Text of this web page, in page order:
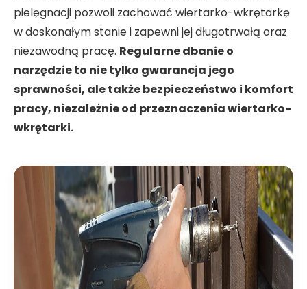
pielęgnacji pozwoli zachować wiertarko-wkrętarkę
w doskonałym stanie i zapewni jej długotrwałą oraz
niezawodną pracę. Regularne dbanie o
narzędzie to nie tylko gwarancja jego
sprawności, ale także bezpieczeństwo i komfort
pracy, niezależnie od przeznaczenia wiertarko-
wkrętarki.